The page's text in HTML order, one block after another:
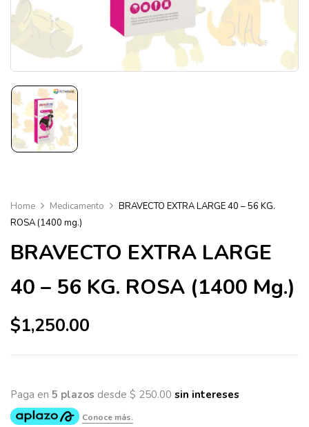
Home Medicamento
BRAVECTO EXTRA LARGE 40 – 56 KG.
ROSA (1400 mg.)
BRAVECTO EXTRA LARGE
40 – 56 KG. ROSA (1400 Mg.)
$1,250.00